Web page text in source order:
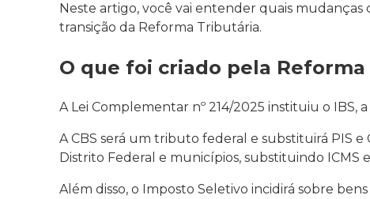
Neste artigo, você vai entender quais
transição da Reforma Tributária.
O que foi criado pela
A Lei Complementar nº 214/2025 instituiu o IBS,
A CBS será um tributo federal e substituirá PIS
Distrito Federal e municípios, substituindo ICMS
Além disso, o Imposto Seletivo incidirá sobre